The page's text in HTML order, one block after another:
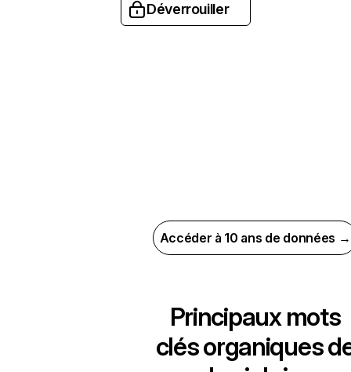
Déverrouiller
Accéder à 10 ans de données →
Principaux mots
clés organiques